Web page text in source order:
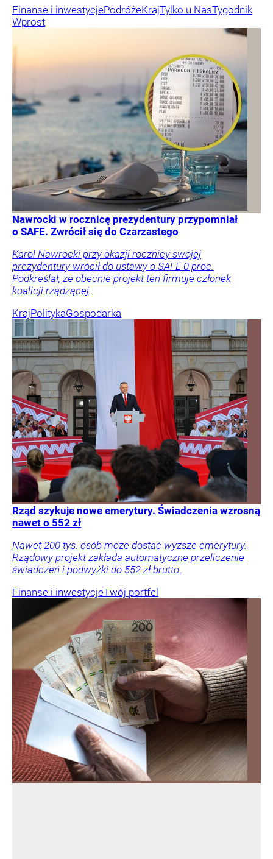
Finanse i inwestycjePodróżeKrajTylko u NasTygodnik
Wprost
Nawrocki w rocznicę prezydentury przypomniał
o SAFE. Zwrócił się do Czarzastego
Karol Nawrocki przy okazji rocznicy swojej
prezydentury wrócił do ustawy o SAFE 0 proc.
Podkreślał, że obecnie projekt ten firmuje członek
koalicji rządzącej.
KrajPolitykaGospodarka
Rząd szykuje nowe emerytury. Świadczenia wzrosną
nawet o 552 zł
Nawet 200 tys. osób może dostać wyższe emerytury.
Rządowy projekt zakłada automatyczne przeliczenie
świadczeń i podwyżki do 552 zł brutto.
Finanse i inwestycjeTwój portfel